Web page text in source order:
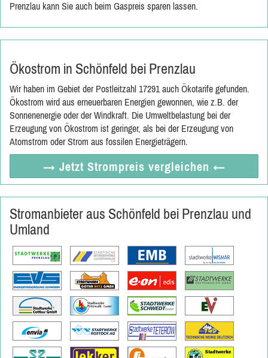
Prenzlau kann Sie auch beim Gaspreis sparen lassen.
Ökostrom in Schönfeld bei Prenzlau
Wir haben im Gebiet der Postleitzahl 17291 auch Ökotarife gefunden.
Ökostrom wird aus erneuerbaren Energien gewonnen, wie z.B. der
Sonnenenergie oder der Windkraft. Die Umweltbelastung bei der
Erzeugung von Ökostrom ist geringer, als bei der Erzeugung von
Atomstrom oder Strom aus fossilen Energieträgern.
→ Jetzt Strompreis vergleichen ←
Stromanbieter aus Schönfeld bei Prenzlau und
Umland